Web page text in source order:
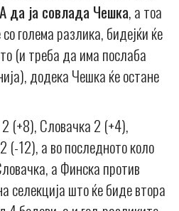
да ја совлада Чешка, а тоа
голема разлика, бидејќи ќе
(и треба да има послаба
додека Чешка ќе остане
(+8), Словачка 2 (+4),
12), а во последното коло
а Финска против
селекција што ќе биде втора